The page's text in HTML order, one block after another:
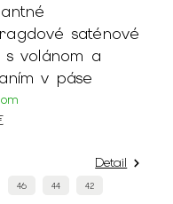
saténové
s volánom a
v páse
Detail
46 44 42